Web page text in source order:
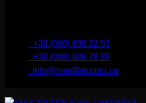
+38 (068) 698 32 93
+38 (098) 608 78 85
info@masfilter.com.ua